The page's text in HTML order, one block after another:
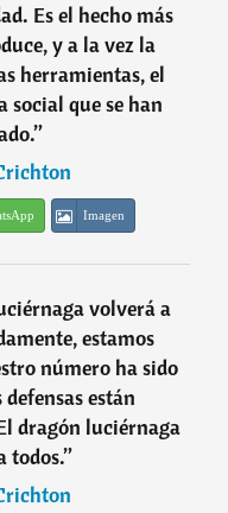
Es el hecho más
y a la vez la
herramientas, el
social que se han
”
Imagen
volverá a
estamos
número ha sido
están
dragón luciérnaga
todos.”